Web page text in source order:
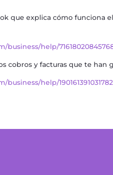
que explica cómo funciona
business/help/
cobros y facturas que te han
help/